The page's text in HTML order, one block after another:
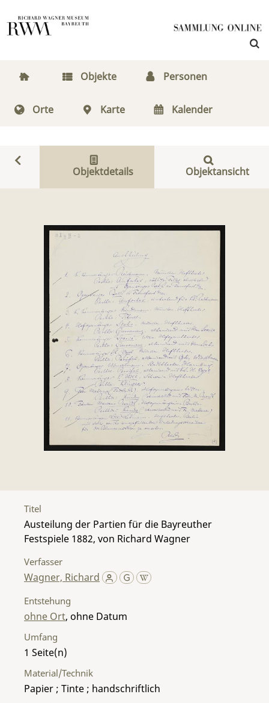
Objekte Personen
Orte Karte Kalender
Objektdetails Objektansicht
Titel
Austeilung der Partien für die Bayreuther
Festspiele 1882, von Richard Wagner
Verfasser
Wagner, Richard
Entstehung
ohne Ort, ohne Datum
Umfang
1
Material/Technik
Papier ; Tinte ; handschriftlich